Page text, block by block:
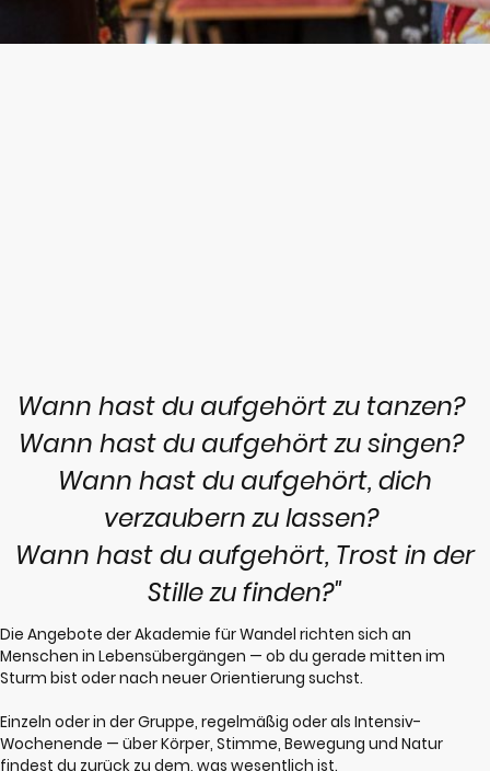
Wann hast du aufgehört zu tanzen?
Wann hast du aufgehört zu singen?
Wann hast du aufgehört, dich
verzaubern zu lassen?
Wann hast du aufgehört, Trost in der
Stille zu finden?"
Die Angebote der Akademie für Wandel richten sich an
Menschen in Lebensübergängen — ob du gerade mitten im
Sturm bist oder nach neuer Orientierung suchst.
Einzeln oder in der Gruppe, regelmäßig oder als Intensiv-
Wochenende — über Körper, Stimme, Bewegung und Natur
findest du zurück zu dem, was wesentlich ist.